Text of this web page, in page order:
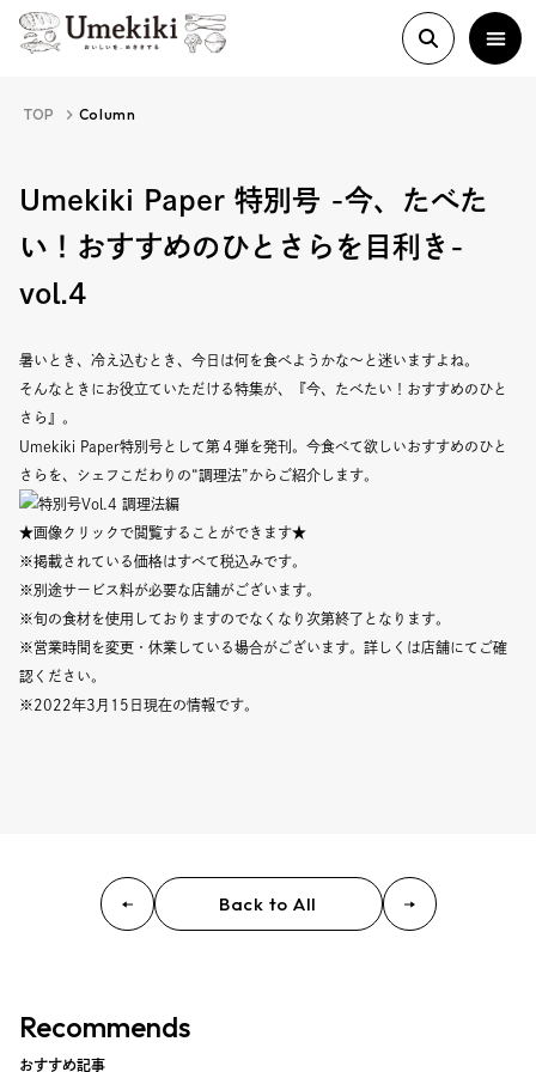
About
History
Food Study
Column
Paper
Event
限定フェア
TOP Column
Umekiki Paper 特別号 -今、たべた
い！おすすめのひとさらを目利き-
vol.4
暑いとき、冷え込むとき、今日は何を食べようかな〜と迷いますよね。
そんなときにお役立ていただける特集が、『今、たべたい！おすすめのひと
さら』。
Umekiki Paper特別号として第４弾を発刊。今食べて欲しいおすすめのひと
さらを、シェフこだわりの“調理法”からご紹介します。
★画像クリックで閲覧することができます★
※掲載されている価格はすべて税込みです。
※別途サービス料が必要な店舗がございます。
※旬の食材を使用しておりますのでなくなり次第終了となります。
※営業時間を変更・休業している場合がございます。詳しくは店舗にてご確
認ください。
※2022年3月15日現在の情報です。
Back to All
Recommends
おすすめ記事